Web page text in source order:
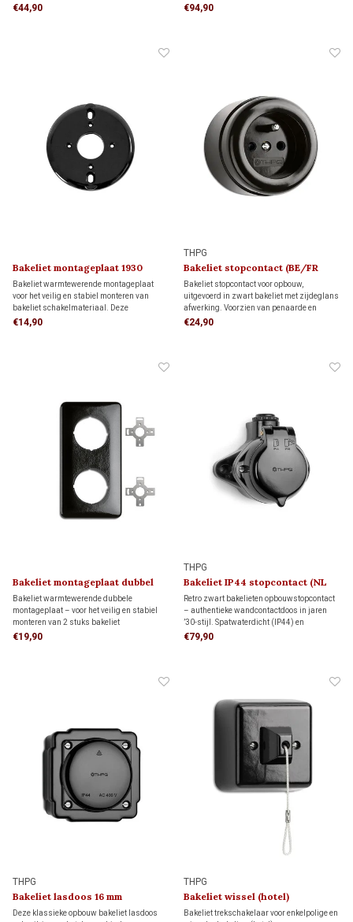
een lamp vanaf één schakelaar aan en uit.
€44,90
de stroomvoerende draad onderbroken.
€94,90
Bakeliet montageplaat 1930
Bakeliet warmtewerende montageplaat
voor het veilig en stabiel monteren van
bakeliet schakelmateriaal. Deze
montageplaat past op één inbouwdoos,
€14,90
THPG
Bakeliet stopcontact (BE/FR
kindveilig) 1930
Bakeliet stopcontact voor opbouw,
uitgevoerd in zwart bakeliet met zijdeglans
afwerking. Voorzien van penaarde en
kinderbeveiliging. Geschikt voor bedrading
€24,90
Bakeliet montageplaat dubbel
1930
Bakeliet warmtewerende dubbele
montageplaat – voor het veilig en stabiel
monteren van 2 stuks bakeliet
schakelmateriaal. Dankzij de bijgeleverde
€19,90
THPG
Bakeliet IP44 stopcontact (NL
kindveilig) 1930
Retro zwart bakelieten opbouwstopcontact
– authentieke wandcontactdoos in jaren
’30-stijl. Spatwaterdicht (IP44) en
uitgevoerd met boveninvoer. Het onderblok
€79,90
THPG
Bakeliet lasdoos 16 mm
Deze klassieke opbouw bakeliet lasdoos
THPG
Bakeliet wissel (hotel)
trekschakelaar 1930
Bakeliet trekschakelaar voor enkelpolige en